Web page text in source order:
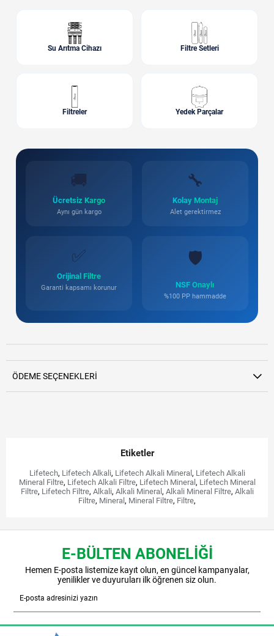
Su Arıtma Cihazı Filtre Setleri
Filtreler Yedek Parçalar
🚚
Ücretsiz Kargo
Aynı gün kargo
🔧
Kolay Montaj
Alet gerektirmez
✅
Orijinal Filtre
Garanti kapsamı korunur
🛡️
NSF Onaylı
%100 PP hammadde
ÖDEME SEÇENEKLERI
Etiketler
Lifetech, Lifetech Alkali, Lifetech Alkali Mineral , Lifetech Alkali
Mineral Filtre, Lifetech Alkali Filtre, Lifetech Mineral , Lifetech Mineral
Filtre, Lifetech Filtre, Alkali, Alkali Mineral , Alkali Mineral Filtre, Alkali
Filtre, Mineral , Mineral Filtre, Filtre,
E-BÜLTEN ABONELİĞİ
Hemen E-posta listemize kayıt olun, en güncel kampanyalar,
yenilikler ve duyuruları ilk öğrenen siz olun.